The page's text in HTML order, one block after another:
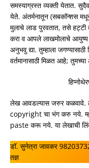
समस्याग्रस्त व्यक्ती येतात.
येते. अंतर्मनातून (सबकॉन्शस
मुलाचे लाड पुरवतात, तसे हट्टी
करा व आपले लाखमोलाचे आयुष्य
अनुभवु द्या. तुम्हाला जगण्यासाठी
वर्तमानासाठी मिळत आहे;
लेख आवडल्यास जरुर
copyright चा भंग करु नये.
paste करू नये. या लेखाची
डॉ. सुनेत्रा जावकर
तज्ञ